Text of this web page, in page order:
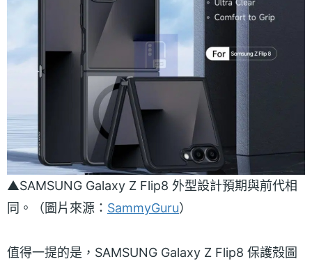
▲SAMSUNG Galaxy Z Flip8 外型設計預期與前代相
同。（圖片來源： SammyGuru）
值得一提的是，SAMSUNG Galaxy Z Flip8 保護殼圖